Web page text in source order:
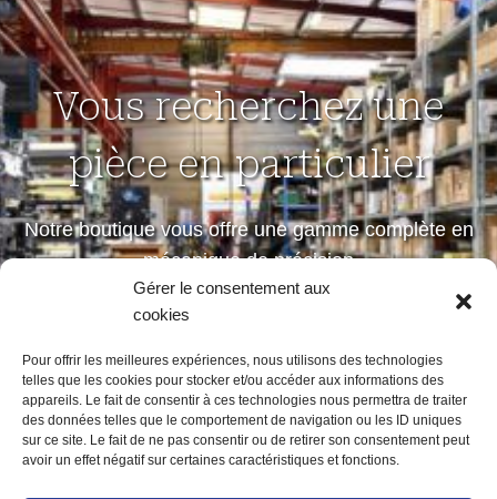
Gérer le consentement aux
cookies
Pour offrir les meilleures expériences, nous utilisons des technologies
telles que les cookies pour stocker et/ou accéder aux informations des
appareils. Le fait de consentir à ces technologies nous permettra de traiter
des données telles que le comportement de navigation ou les ID uniques
sur ce site. Le fait de ne pas consentir ou de retirer son consentement peut
avoir un effet négatif sur certaines caractéristiques et fonctions.
Vous recherchez une
pièce en particulier
Notre boutique vous offre une gamme complète en
mécanique de précision
petites et moyennes séries
Notre boutique